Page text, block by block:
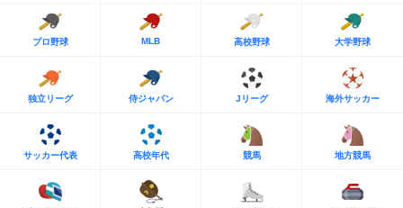
プロ野球 MLB 高校野球 大学野球
独立リーグ 侍ジャパン Jリーグ 海外サッカー
サッカー代表 高校年代 競馬 地方競馬